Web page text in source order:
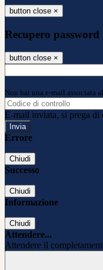
button close ×
Recupero password
button close ×
Non hai una e-mail associata
E-mail inviata, si prega di
Errore
Chiudi
Successo
Chiudi
Informazione
Chiudi
Attendere...
Attendere il